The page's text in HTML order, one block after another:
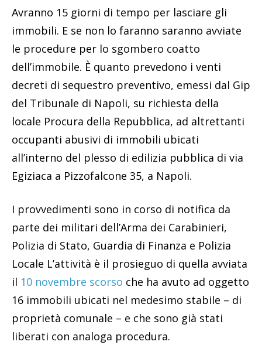
Avranno 15 giorni di tempo per lasciare gli
immobili. E se non lo faranno saranno avviate
le procedure per lo sgombero coatto
dell’immobile. È quanto prevedono i venti
decreti di sequestro preventivo, emessi dal Gip
del Tribunale di Napoli, su richiesta della
locale Procura della Repubblica, ad altrettanti
occupanti abusivi di immobili ubicati
all’interno del plesso di edilizia pubblica di via
Egiziaca a Pizzofalcone 35, a Napoli.
I provvedimenti sono in corso di notifica da
parte dei militari dell’Arma dei Carabinieri,
Polizia di Stato, Guardia di Finanza e Polizia
Locale L’attività è il prosieguo di quella avviata
il 10 novembre scorso che ha avuto ad oggetto
16 immobili ubicati nel medesimo stabile – di
proprietà comunale – e che sono già stati
liberati con analoga procedura.